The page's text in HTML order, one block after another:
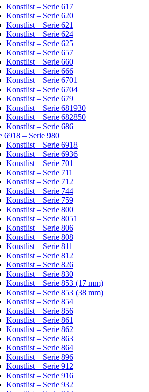
Konstlist – Serie 617
Konstlist – Serie 620
Konstlist – Serie 621
Konstlist – Serie 624
Konstlist – Serie 625
Konstlist – Serie 657
Konstlist – Serie 660
Konstlist – Serie 666
Konstlist – Serie 6701
Konstlist – Serie 6704
Konstlist – Serie 679
Konstlist – Serie 681930
Konstlist – Serie 682850
Konstlist – Serie 686
6918 – Serie 980
Konstlist – Serie 6918
Konstlist – Serie 6936
Konstlist – Serie 701
Konstlist – Serie 711
Konstlist – Serie 712
Konstlist – Serie 744
Konstlist – Serie 759
Konstlist – Serie 800
Konstlist – Serie 8051
Konstlist – Serie 806
Konstlist – Serie 808
Konstlist – Serie 811
Konstlist – Serie 812
Konstlist – Serie 826
Konstlist – Serie 830
Konstlist – Serie 853 (17 mm)
Konstlist – Serie 853 (38 mm)
Konstlist – Serie 854
Konstlist – Serie 856
Konstlist – Serie 861
Konstlist – Serie 862
Konstlist – Serie 863
Konstlist – Serie 864
Konstlist – Serie 896
Konstlist – Serie 912
Konstlist – Serie 916
Konstlist – Serie 932